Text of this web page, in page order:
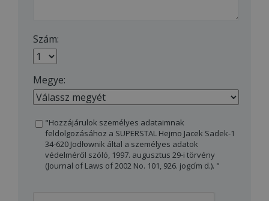
Szám:
Megye:
"Hozzájárulok személyes adataimnak
feldolgozásához a SUPERSTAL Hejmo Jacek Sadek-1
34-620 Jodłownik által a személyes adatok
védelméről szóló, 1997. augusztus 29-i törvény
(Journal of Laws of 2002 No. 101, 926. jogcím d.). "